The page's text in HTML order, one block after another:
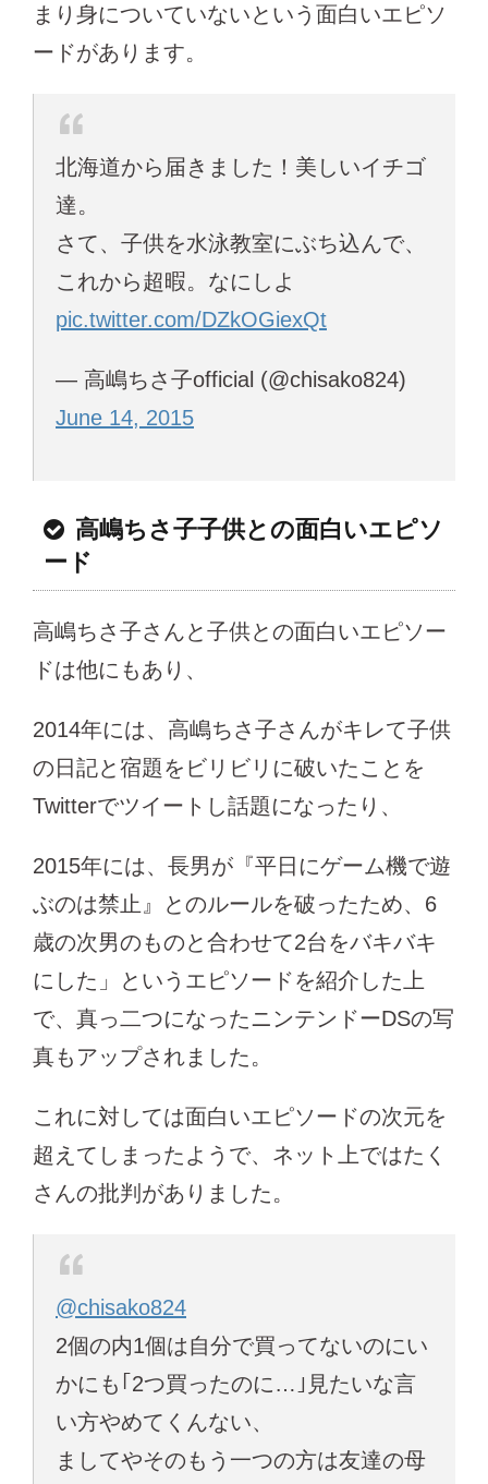
まり身についていないという面白いエピソ
ードがあります。
北海道から届きました！美しいイチゴ
達。
さて、子供を水泳教室にぶち込んで、
これから超暇。なにしよ
pic.twitter.com/DZkOGiexQt
— 高嶋ちさ子official (@chisako824)
June 14, 2015
高嶋ちさ子子供との面白いエピソ
ード
高嶋ちさ子さんと子供との面白いエピソー
ドは他にもあり、
2014年には、高嶋ちさ子さんがキレて子供
の日記と宿題をビリビリに破いたことを
Twitterでツイートし話題になったり、
2015年には、長男が『平日にゲーム機で遊
ぶのは禁止』とのルールを破ったため、6
歳の次男のものと合わせて2台をバキバキ
にした」というエピソードを紹介した上
で、真っ二つになったニンテンドーDSの写
真もアップされました。
これに対しては面白いエピソードの次元を
超えてしまったようで、ネット上ではたく
さんの批判がありました。
@chisako824
2個の内1個は自分で買ってないのにい
かにも｢2つ買ったのに…｣見たいな言
い方やめてくんない、
ましてやそのもう一つの方は友達の母